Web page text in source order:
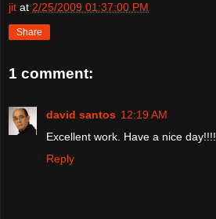
jit at 2/25/2009 01:37:00 PM
Share
1 comment:
david santos 12:19 AM
Excellent work. Have a nice day!!!!
Reply